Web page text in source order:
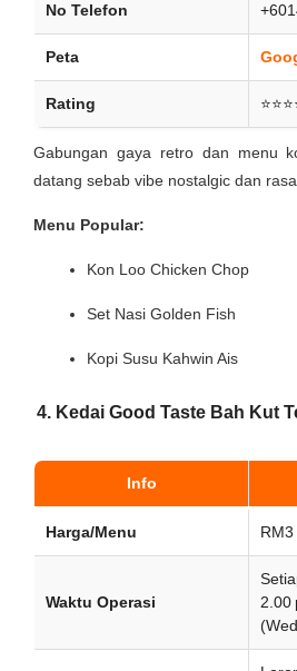
No Telefon
Peta
Rating
Gabungan gaya retro dan menu
datang sebab vibe nostalgic dan
Menu Popular:
Kon Loo Chicken Chop
Set Nasi Golden Fish
Kopi Susu Kahwin Ais
4. Kedai Good Taste Bah Kut
Info
Harga/Menu
Waktu Operasi
2.00